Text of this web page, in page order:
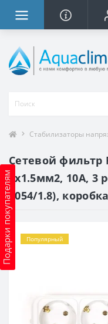
Подарки покупателям
Стабилизаторы
Сетевой фильтр
3x1.5мм2, 10А, 3
1054/1.8), коробка
Популярный